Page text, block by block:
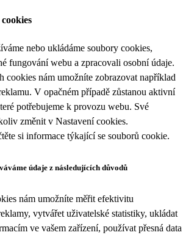
nebo ukládáme soubory cookies,
fungování webu a zpracovali osobní údaje.
cookies nám umožníte zobrazovat například
V opačném případě zůstanou aktivní
potřebujeme k provozu webu. Své
změnit v Nastavení cookies.
si informace týkající se souborů cookie.
údaje z následujících důvodů
nám umožníte měřit efektivitu
vytvářet uživatelské statistiky, ukládat
ve vašem zařízení, používat přesná data